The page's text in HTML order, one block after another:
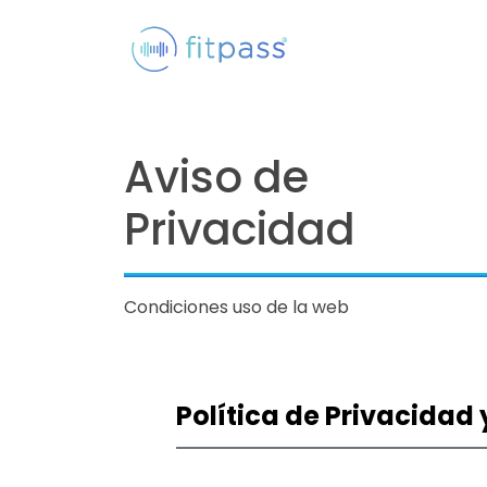
Aviso de
Privacidad
Condiciones uso de la web
Política de Privacidad